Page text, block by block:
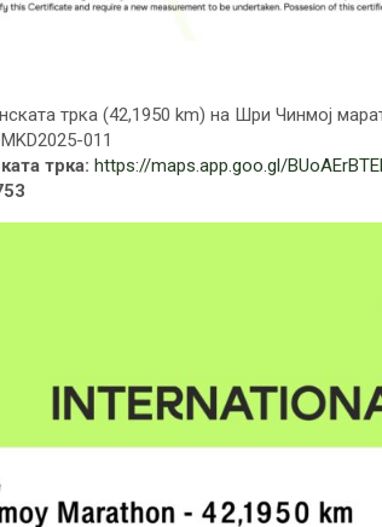
трка (42,1950 km) на Шри Чинмој
011
трка: https://maps.app.goo.gl/